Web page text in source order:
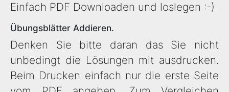
Einfach PDF Downloaden und loslegen :-)
Übungsblätter Addieren.
Denken Sie bitte daran das Sie nicht
unbedingt die Lösungen mit ausdrucken.
Beim Drucken einfach nur die erste Seite